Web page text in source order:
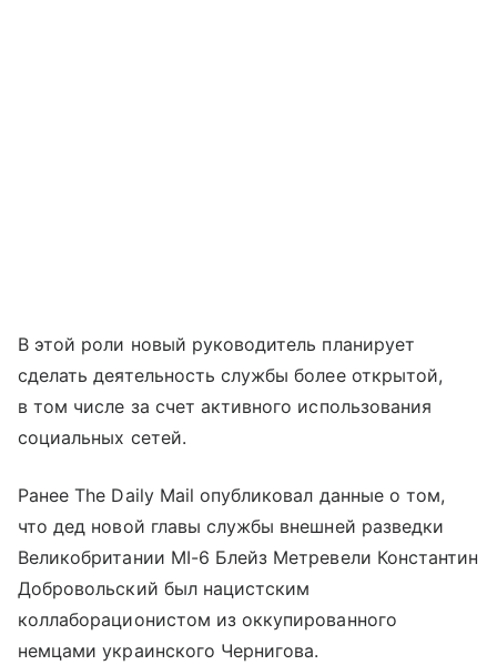
В этой роли новый руководитель планирует
сделать деятельность службы более открытой,
в том числе за счет активного использования
социальных сетей.
Ранее The Daily Mail опубликовал данные о том,
что дед новой главы службы внешней разведки
Великобритании MI-6 Блейз Метревели Константин
Добровольский был нацистским
коллаборационистом из оккупированного
немцами украинского Чернигова.